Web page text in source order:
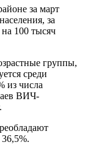
за март
за
100 тысяч
группы,
среди
из числа
ВИЧ-